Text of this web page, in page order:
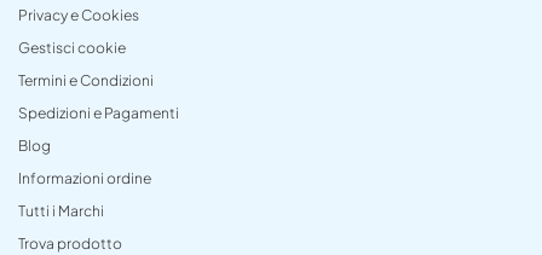
Privacy e Cookies
Gestisci cookie
Termini e Condizioni
Spedizioni e Pagamenti
Blog
Informazioni ordine
Tutti i Marchi
Trova prodotto